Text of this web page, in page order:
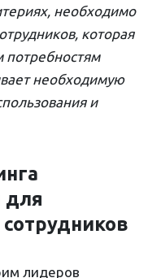
необходимо
которая
потребностям
необходимую
и
для
лидеров